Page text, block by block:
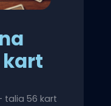
kart
talia 56 kart